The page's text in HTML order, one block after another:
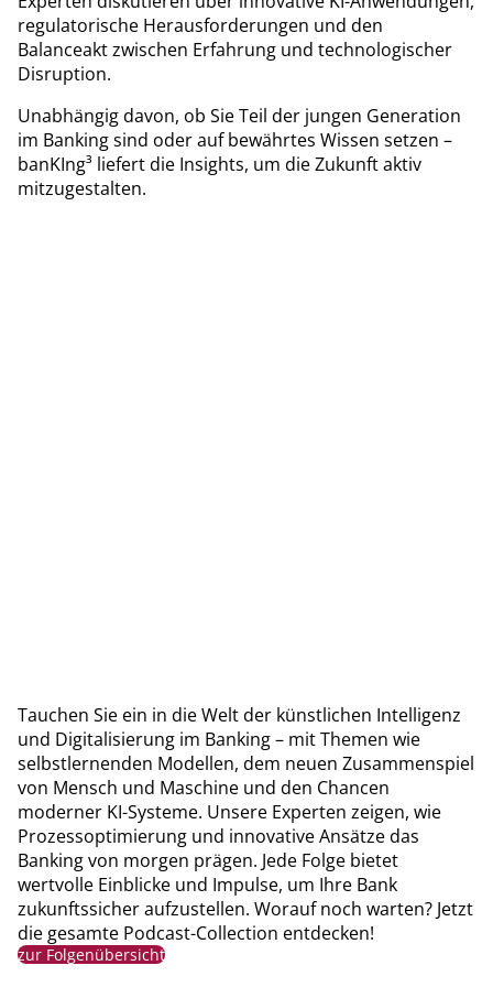
regulatorische Herausforderungen und den
Balanceakt zwischen Erfahrung und technologischer
Disruption.
Unabhängig davon, ob Sie Teil der jungen Generation
im Banking sind oder auf bewährtes Wissen setzen –
banKIng³ liefert die Insights, um die Zukunft aktiv
mitzugestalten.
Tauchen Sie ein in die Welt der künstlichen Intelligenz
und Digitalisierung im Banking – mit Themen wie
selbstlernenden Modellen, dem neuen Zusammenspiel
von Mensch und Maschine und den Chancen
moderner KI-Systeme. Unsere Experten zeigen, wie
Prozessoptimierung und innovative Ansätze das
Banking von morgen prägen. Jede Folge bietet
wertvolle Einblicke und Impulse, um Ihre Bank
zukunftssicher aufzustellen. Worauf noch warten? Jetzt
die gesamte Podcast-Collection entdecken!
zur Folgenübersicht